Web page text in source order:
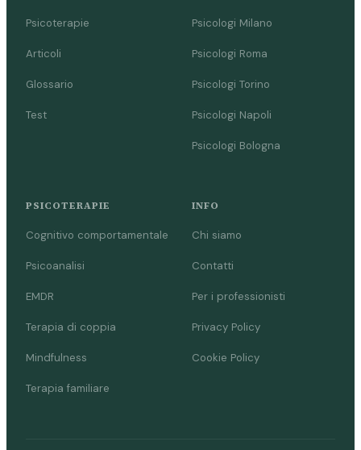
Psicoterapie
Articoli
Glossario
Test
Psicologi Milano
Psicologi Roma
Psicologi Torino
Psicologi Napoli
Psicologi Bologna
PSICOTERAPIE
Cognitivo comportamentale
Psicoanalisi
EMDR
Terapia di coppia
Mindfulness
Terapia familiare
INFO
Chi siamo
Contatti
Per i professionisti
Privacy Policy
Cookie Policy